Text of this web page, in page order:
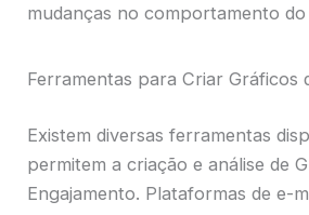
mudanças no comportamento
Ferramentas para Criar Gráficos
Existem diversas ferramentas
permitem a criação e análise de
Engajamento. Plataformas de e-